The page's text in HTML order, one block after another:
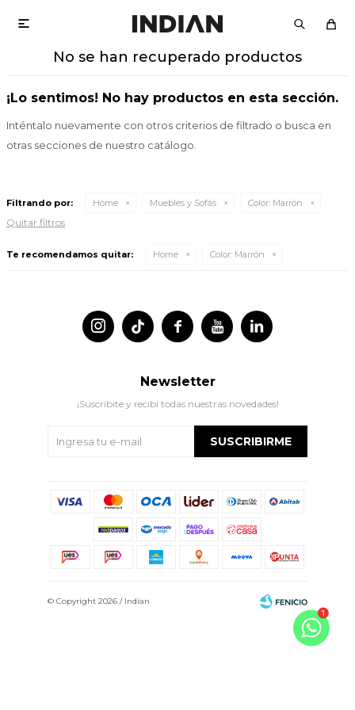

No se han recuperado productos
¡Lo sentimos! No hay productos en esta sección.
Inténtalo nuevamente con otros criterios de filtrado o busca en
otras secciones de nuestro catálogo.
Filtrando por: Home Muebles y Sofás Color: Marrón
Quitar filtros
Te recomendamos quitar: Home Color: Marrón
 
 
Newsletter
¡Suscribite y recibí todas nuestras novedades!
SUSCRIBIRME
© Copyright 2026 / Indian